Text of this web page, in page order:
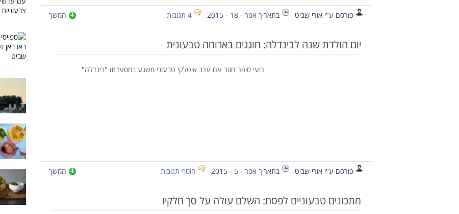
פורסם ע"י אורי שביט בתאריך אפר - 18 - 2015 4 תגובות המשך
יום הולדת שנה לבינדלה: חוגגים בארוחה טבעונית
רועי סופר חוזר עם ערב איטלקי טבעוני משגע במסעדתו "בינדלה"
פורסם ע"י אורי שביט בתאריך אפר - 5 - 2015 הוסף תגובות המשך
מתכונים טבעוניים לפסח: השלם עולה על סך חלקיו